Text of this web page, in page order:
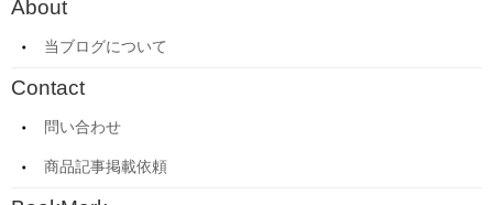
About
当ブログについて
Contact
問い合わせ
商品記事掲載依頼